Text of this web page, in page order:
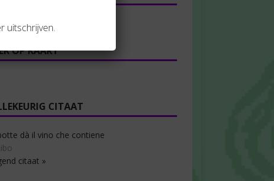
dà il vino che contiene
OP KAART
CITAAT
dà il vino che contiene
citaat »
uitschrijven.